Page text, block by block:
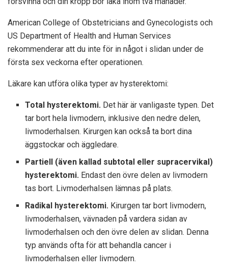
American College of Obstetricians and Gynecologists och
US Department of Health and Human Services
rekommenderar att du inte för in något i slidan under de
första sex veckorna efter operationen.
Läkare kan utföra olika typer av hysterektomi:
Total hysterektomi. Det här ärvanligaste typen. Det
tar bort hela livmodern, inklusive den nedre delen,
livmoderhalsen. Kirurgen kan också ta bort dina
äggstockar och äggledare.
Partiell (även kallad subtotal eller supracervikal)
hysterektomi. Endast den övre delen av livmodern
tas bort. Livmoderhalsen lämnas på plats.
Radikal hysterektomi. Kirurgen tar bort livmodern,
livmoderhalsen, vävnaden på vardera sidan av
livmoderhalsen och den övre delen av slidan. Denna
typ används ofta för att behandla cancer i
livmoderhalsen eller livmodern.